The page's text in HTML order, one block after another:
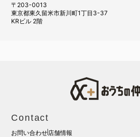
〒203-0013
東京都東久留米市新川町1丁目3-37
KRビル 2階
Contact
お問い合わせ 店舗情報